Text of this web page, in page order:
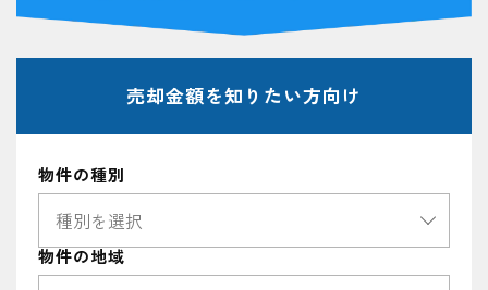
売却金額を知りたい方向け
物件の種別
物件の地域